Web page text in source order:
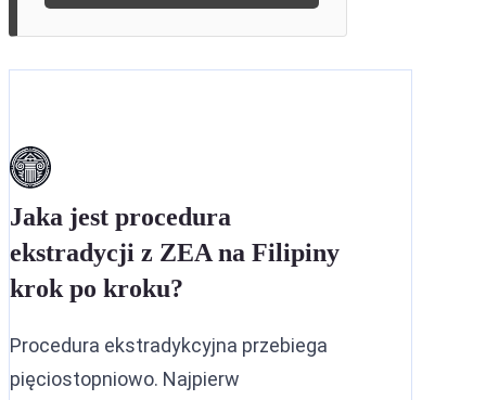
Jaka jest procedura
ekstradycji z ZEA na Filipiny
krok po kroku?
Procedura ekstradykcyjna przebiega
pięciostopniowo. Najpierw